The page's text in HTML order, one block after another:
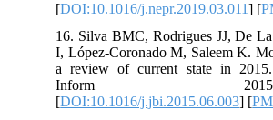
[DOI:10.1016/j.nepr.2019.03.011] [
16. Silva BMC, Rodrigues JJ, De
I, López-Coronado M, Saleem K.
a review of current state in
Inform
[DOI:10.1016/j.jbi.2015.06.003] [